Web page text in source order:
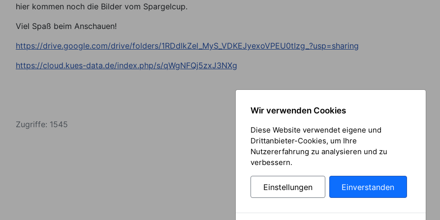
hier kommen noch die Bilder vom Spargelcup.
Viel Spaß beim Anschauen!
https://drive.google.com/drive/folders/1RDdlkZel_MyS_VDKEJyexoVPEU0tIzg_?usp=sharing
https://cloud.kues-data.de/index.php/s/qWgNFQj5zxJ3NXg
Zugriffe: 1545
Wir verwenden Cookies
Diese Website verwendet eigene und
Drittanbieter-Cookies, um Ihre
Nutzererfahrung zu analysieren und zu
verbessern.
Einstellungen Einverstanden